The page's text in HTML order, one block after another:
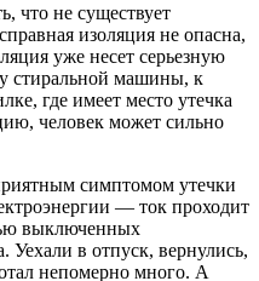
что не существует
изоляция не опасна,
уже несет серьезную
стиральной машины, к
где имеет место утечка
человек может сильно
симптомом утечки
— ток проходит
выключенных
Уехали в отпуск, вернулись,
непомерно много. А